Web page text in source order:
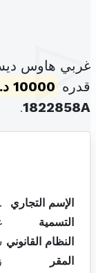
غربي هاوس
قدره 10000 د.ت
1822858A
.
الإسم التجاري
.
التسمية
النظام القانوني
المقر